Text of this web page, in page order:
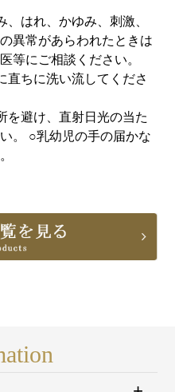
はれ、かゆみ、刺激、
異常があらわれたときは
等にご相談ください。
直ちに洗い流してくださ
を避け、直射日光の当た
。 ○乳幼児の手の届かな